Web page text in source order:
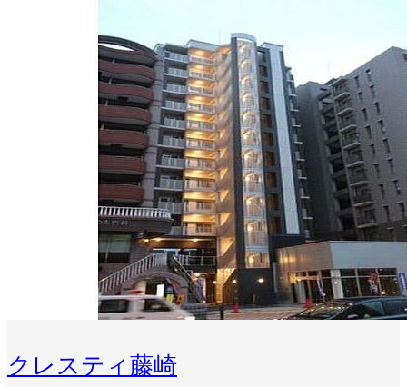
クレスティ藤崎